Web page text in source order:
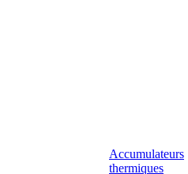
Accumulateurs
thermiques